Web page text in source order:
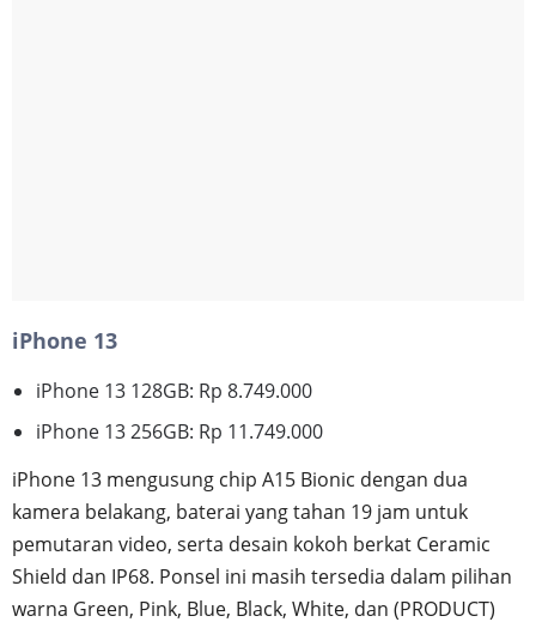
iPhone 13
iPhone 13 128GB: Rp 8.749.000
iPhone 13 256GB: Rp 11.749.000
iPhone 13 mengusung chip A15 Bionic dengan dua
kamera belakang, baterai yang tahan 19 jam untuk
pemutaran video, serta desain kokoh berkat Ceramic
Shield dan IP68. Ponsel ini masih tersedia dalam pilihan
warna Green, Pink, Blue, Black, White, dan (PRODUCT)